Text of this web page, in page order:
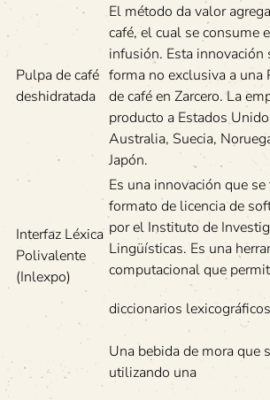
Pulpa de café
deshidratada
El método da valor
café, el cual se consume
infusión. Esta innovación
forma no exclusiva a una
de café en Zarcero. La
producto a Estados
Australia, Suecia,
Japón.
Interfaz Léxica
Polivalente
(Inlexpo)
Es una innovación que
formato de licencia de
por el Instituto de
Lingüísticas. Es una
computacional que
diccionarios
Una bebida de mora que
utilizando una